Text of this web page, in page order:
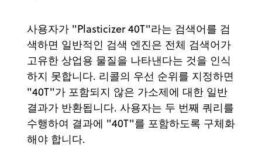
사용자가 "Plasticizer 40T"라는 검색어를 검
색하면 일반적인 검색 엔진은 전체 검색어가
고유한 상업용 물질을 나타낸다는 것을 인식
하지 못합니다. 리콜의 우선 순위를 지정하면
"40T"가 포함되지 않은 가소제에 대한 일반
결과가 반환됩니다. 사용자는 두 번째 쿼리를
수행하여 결과에 "40T"를 포함하도록 구체화
해야 합니다.